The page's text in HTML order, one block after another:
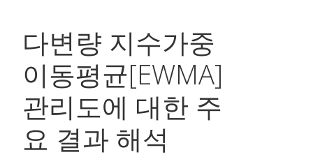
다변량 지수가중
이동평균[EWMA]
관리도에 대한 주
요 결과 해석